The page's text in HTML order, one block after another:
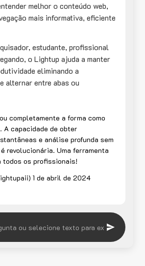
melhor o conteúdo web,
mais informativa, eficiente
estudante, profissional
o Lightup ajuda a manter
eliminando a
alternar entre abas ou
completamente a forma como
A capacidade de obter
e análise profunda sem
revolucionária. Uma ferramenta
todos os profissionais!
1 de abril de 2024